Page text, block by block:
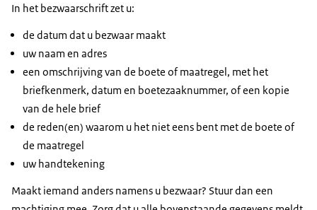
In het bezwaarschrift zet u:
de datum dat u bezwaar maakt
uw naam en adres
een omschrijving van de boete of maatregel, met het
briefkenmerk, datum en boetezaaknummer, of een kopie
van de hele brief
de reden(en) waarom u het niet eens bent met de boete of
de maatregel
uw handtekening
Maakt iemand anders namens u bezwaar? Stuur dan een